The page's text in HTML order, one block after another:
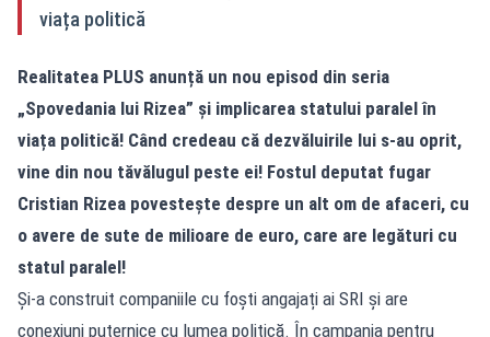
viața politică
Realitatea PLUS anunță un nou episod din seria
„Spovedania lui Rizea” și implicarea statului paralel în
viața politică! Când credeau că dezvăluirile lui s-au oprit,
vine din nou tăvălugul peste ei! Fostul deputat fugar
Cristian Rizea povestește despre un alt om de afaceri, cu
o avere de sute de milioare de euro, care are legături cu
statul paralel!
Și-a construit companiile cu foști angajați ai SRI și are
conexiuni puternice cu lumea politică. În campania pentru